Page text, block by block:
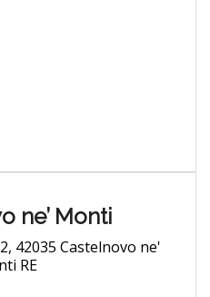
ne’ Monti
42035 Castelnovo ne'
RE